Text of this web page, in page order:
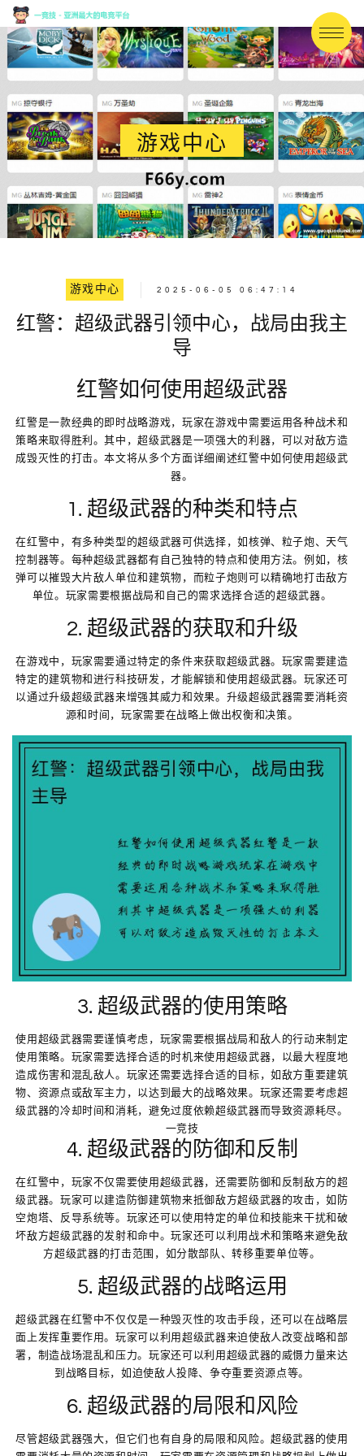
游戏中心
游戏中心 2025-06-05 06:47:14
红警：超级武器引领中心，战局由我主
导
红警如何使用超级武器
红警是一款经典的即时战略游戏，玩家在游戏中需要运用各种战术和
策略来取得胜利。其中，超级武器是一项强大的利器，可以对敌方造
成毁灭性的打击。本文将从多个方面详细阐述红警中如何使用超级武
器。
1. 超级武器的种类和特点
在红警中，有多种类型的超级武器可供选择，如核弹、粒子炮、天气
控制器等。每种超级武器都有自己独特的特点和使用方法。例如，核
弹可以摧毁大片敌人单位和建筑物，而粒子炮则可以精确地打击敌方
单位。玩家需要根据战局和自己的需求选择合适的超级武器。
2. 超级武器的获取和升级
在游戏中，玩家需要通过特定的条件来获取超级武器。玩家需要建造
特定的建筑物和进行科技研发，才能解锁和使用超级武器。玩家还可
以通过升级超级武器来增强其威力和效果。升级超级武器需要消耗资
源和时间，玩家需要在战略上做出权衡和决策。
3. 超级武器的使用策略
使用超级武器需要谨慎考虑，玩家需要根据战局和敌人的行动来制定
使用策略。玩家需要选择合适的时机来使用超级武器，以最大程度地
造成伤害和混乱敌人。玩家还需要选择合适的目标，如敌方重要建筑
物、资源点或敌军主力，以达到最大的战略效果。玩家还需要考虑超
级武器的冷却时间和消耗，避免过度依赖超级武器而导致资源耗尽。
一竞技
4. 超级武器的防御和反制
在红警中，玩家不仅需要使用超级武器，还需要防御和反制敌方的超
级武器。玩家可以建造防御建筑物来抵御敌方超级武器的攻击，如防
空炮塔、反导系统等。玩家还可以使用特定的单位和技能来干扰和破
坏敌方超级武器的发射和命中。玩家还可以利用战术和策略来避免敌
方超级武器的打击范围，如分散部队、转移重要单位等。
5. 超级武器的战略运用
超级武器在红警中不仅仅是一种毁灭性的攻击手段，还可以在战略层
面上发挥重要作用。玩家可以利用超级武器来迫使敌人改变战略和部
署，制造战场混乱和压力。玩家还可以利用超级武器的威慑力量来达
到战略目标，如迫使敌人投降、争夺重要资源点等。
6. 超级武器的局限和风险
尽管超级武器强大，但它们也有自身的局限和风险。超级武器的使用